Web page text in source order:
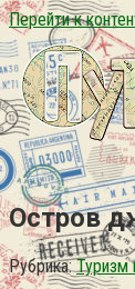
Перейти к
Остров
Рубрика: Туризм